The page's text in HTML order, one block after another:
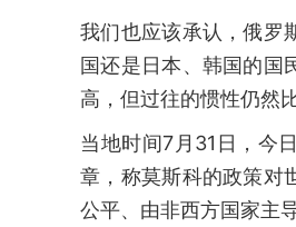
我们也应该承认，俄罗
国还是日本、韩国的国
高，但过往的惯性仍然
当地时间7月31日，今
章，称莫斯科的政策对
公平、由非西方国家主